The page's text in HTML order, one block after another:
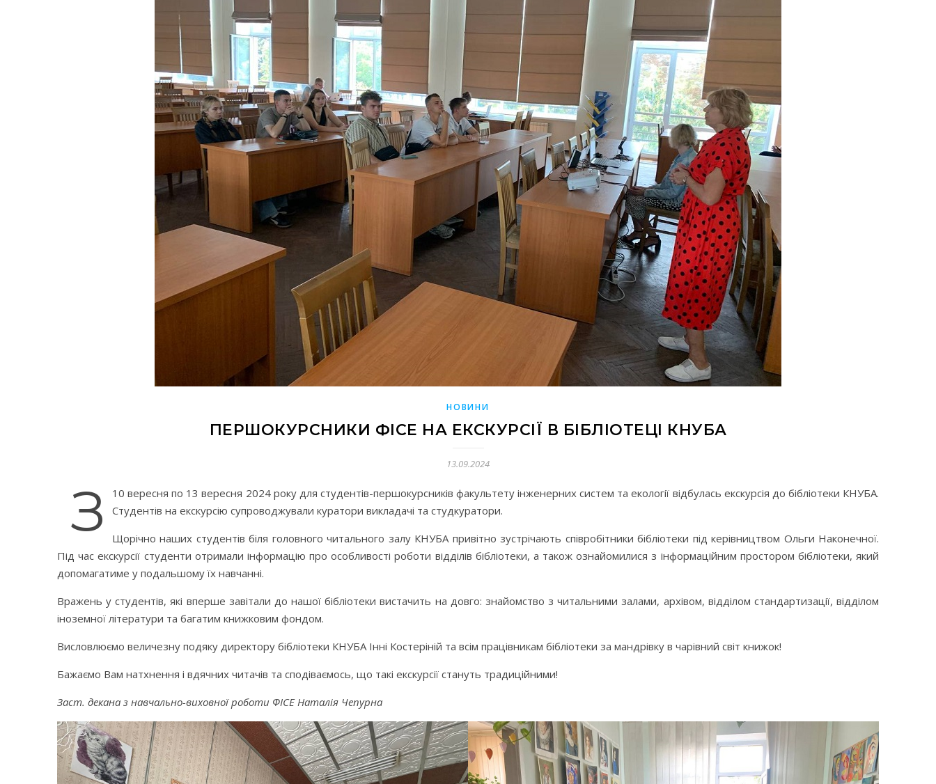
НОВИНИ
ПЕРШОКУРСНИКИ ФІСЕ НА ЕКСКУРСІЇ В БІБЛІОТЕЦІ КНУБА
13.09.2024
З
10 вересня по 13 вересня 2024 року для студентів-першокурсників факультету інженерних систем та екології відбулась екскурсія до бібліотеки КНУБА.
Студентів на екскурсію супроводжували куратори викладачі та студкуратори.
Щорічно наших студентів біля головного читального залу КНУБА привітно зустрічають співробітники бібліотеки під керівництвом Ольги Наконечної.
Під час екскурсії студенти отримали інформацію про особливості роботи відділів бібліотеки, а також ознайомилися з інформаційним простором бібліотеки, який
допомагатиме у подальшому їх навчанні.
Вражень у студентів, які вперше завітали до нашої бібліотеки вистачить на довго: знайомство з читальними залами, архівом, відділом стандартизації, відділом
іноземної літератури та багатим книжковим фондом.
Висловлюємо величезну подяку директору бібліотеки КНУБА Інні Костеріній та всім працівникам бібліотеки за мандрівку в чарівний світ книжок!
Бажаємо Вам натхнення і вдячних читачів та сподіваємось, що такі екскурсії стануть традиційними!
Заст. декана з навчально-виховної роботи ФІСЕ Наталія Чепурна